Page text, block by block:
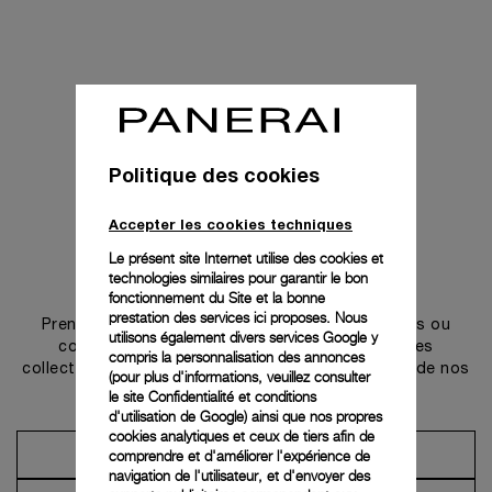
Prendre contact
Prenez rendez-vous dans l’une de nos boutiques ou
contactez notre conciergerie pour découvrir les
collections et bénéficier des conseils ou services de nos
ambassadeurs.
Prendre un rendez-vous
Politique des cookies
Accepter les cookies techniques
Le présent site Internet utilise des cookies et
technologies similaires pour garantir le bon
fonctionnement du Site et la bonne
prestation des services ici proposes. Nous
utilisons également divers services Google y
compris la personnalisation des annonces
(pour plus d'informations, veuillez consulter
le site Confidentialité et conditions
d'utilisation de Google) ainsi que nos propres
cookies analytiques et ceux de tiers afin de
comprendre et d'améliorer l'expérience de
navigation de l'utilisateur, et d'envoyer des